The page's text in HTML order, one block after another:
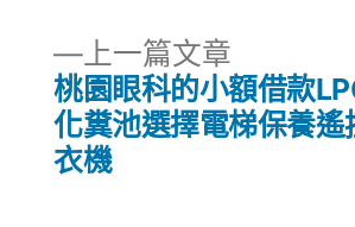
上一篇文章
一
篇
桃園眼科的小額借款
化糞池選擇電梯保養遙
衣機